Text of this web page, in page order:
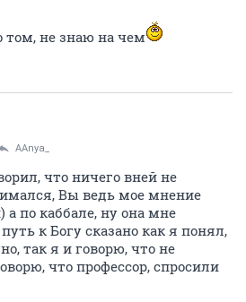
том, не знаю на чем
AAnya_
что ничего вней не
Вы ведь мое мнение
а по каббале, ну она мне
к Богу сказано как я понял,
так я и говорю, что не
что профессор, спросили